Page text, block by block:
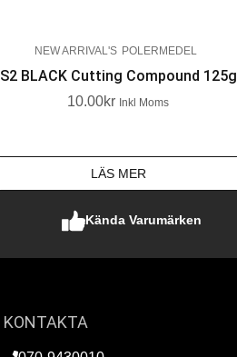
NEW ARRIVAL'S POLERMEDEL
S2 BLACK Cutting Compound 125g
10.00Kr Inkl Moms
LÄS MER
Kända Varumärken
KONTAKTA